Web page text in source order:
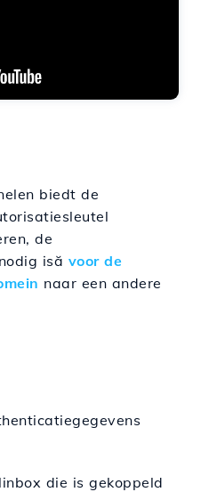
biedt de
de
isă voor de
naar een andere
die is gekoppeld